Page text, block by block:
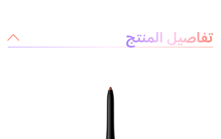
تفاصيل المنتج